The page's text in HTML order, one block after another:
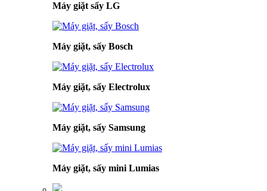
Máy giặt sấy LG
Máy giặt, sấy Bosch
Máy giặt, sấy Electrolux
Máy giặt, sấy Samsung
Máy giặt, sấy mini Lumias